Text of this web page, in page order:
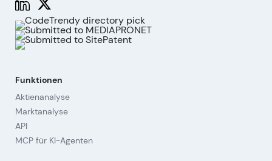
Funktionen
Aktienanalyse
Marktanalyse
API
MCP für KI-Agenten